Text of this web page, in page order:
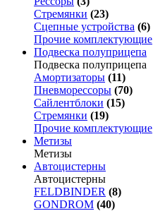
Стремянки (23)
Сцепные устройства (6)
Прочие комплектующие
Подвеска полуприцепа
Подвеска полуприцепа
Амортизаторы (11)
Пневморессоры (70)
Сайлентблоки (15)
Стремянки (19)
Прочие комплектующие
Метизы
Метизы
Автоцистерны
Автоцистерны
FELDBINDER (8)
GONDROM (40)